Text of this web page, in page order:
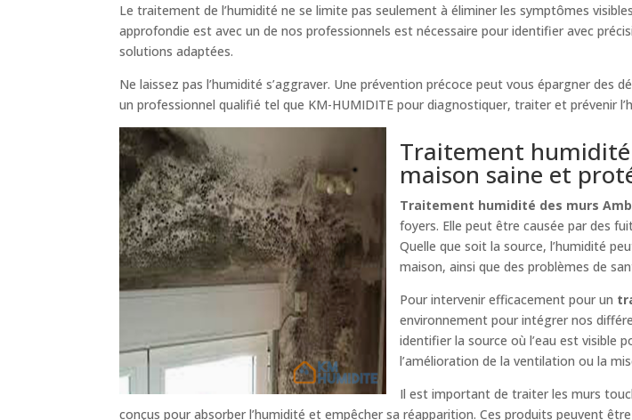
Le traitement de l’humidité ne se limite pas seulement à éliminer les symptômes
approfondie est avec un de nos professionnels est nécessaire pour identifier avec
solutions adaptées.
Ne laissez pas l’humidité s’aggraver. Une prévention précoce peut vous épargner
un professionnel qualifié tel que KM-HUMIDITE pour diagnostiquer, traiter et prévenir
Traitement
maison saine et
Traitement humidité des murs
foyers. Elle peut être causée par des
Quelle que soit la source, l’humidité
maison, ainsi que des problèmes de
Pour intervenir efficacement pour un
environnement pour intégrer nos
identifier la source où l’eau est visible
l’amélioration de la ventilation ou la
Il est important de traiter les murs
conçus pour absorber l’humidité et empêcher sa réapparition. Ces produits peuvent